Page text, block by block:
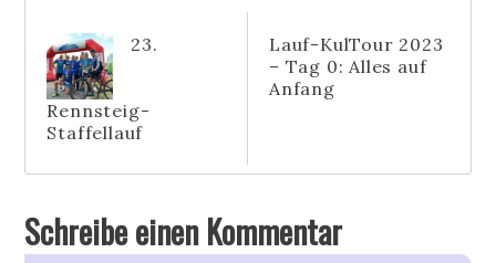
23.
Rennsteig-
Staffellauf
Lauf-KulTour 2023
– Tag 0: Alles auf
Anfang
Schreibe einen Kommentar